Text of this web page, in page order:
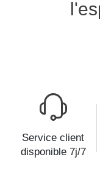
Service client
disponible 7j/7